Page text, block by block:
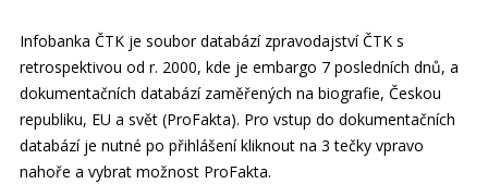
Infobanka ČTK je soubor databází zpravodajství ČTK s
retrospektivou od r. 2000, kde je embargo 7 posledních dnů, a
dokumentačních databází zaměřených na biografie, Českou
republiku, EU a svět (ProFakta). Pro vstup do dokumentačních
databází je nutné po přihlášení kliknout na 3 tečky vpravo
nahoře a vybrat možnost ProFakta.